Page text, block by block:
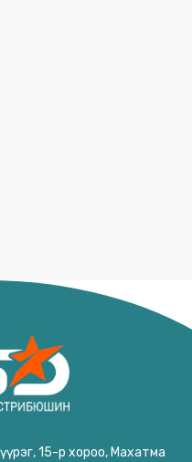
15-р хороо, Махатма